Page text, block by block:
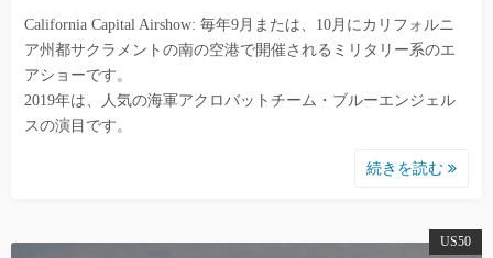
California Capital Airshow: 毎年9月または、10月にカリフォルニ
ア州都サクラメントの南の空港で開催されるミリタリー系のエ
アショーです。
2019年は、人気の海軍アクロバットチーム・ブルーエンジェル
スの演目です。
続きを読む
US50